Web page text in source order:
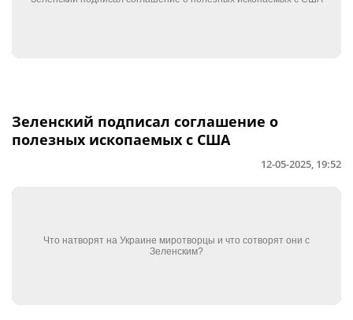
Зеленский подписал соглашение о
полезных ископаемых с США
12-05-2025, 19:52